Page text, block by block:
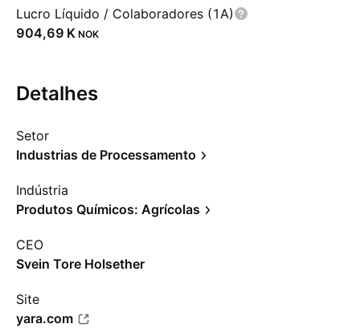
Lucro Líquido / Colaboradores (1A)
‪904,69 K‬ NOK
Detalhes
Setor
Industrias de Processamento
Indústria
Produtos Químicos: Agrícolas
CEO
Svein Tore Holsether
Site
yara.com